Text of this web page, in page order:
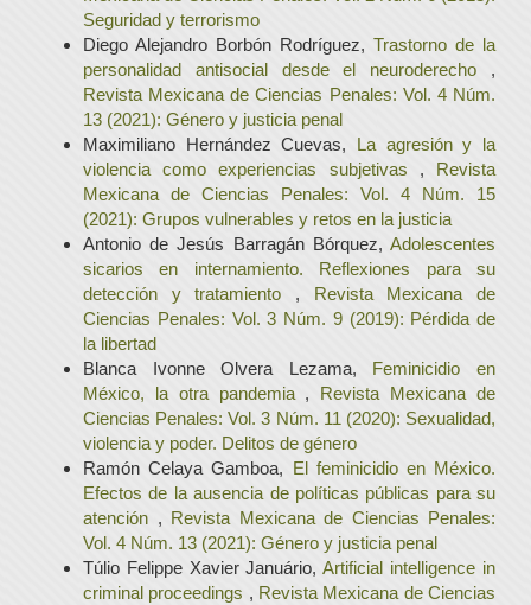
Seguridad y terrorismo
Diego Alejandro Borbón Rodríguez, Trastorno de la
personalidad antisocial desde el neuroderecho ,
Revista Mexicana de Ciencias Penales: Vol. 4 Núm.
13 (2021): Género y justicia penal
Maximiliano Hernández Cuevas, La agresión y la
violencia como experiencias subjetivas , Revista
Mexicana de Ciencias Penales: Vol. 4 Núm. 15
(2021): Grupos vulnerables y retos en la justicia
Antonio de Jesús Barragán Bórquez, Adolescentes
sicarios en internamiento. Reflexiones para su
detección y tratamiento , Revista Mexicana de
Ciencias Penales: Vol. 3 Núm. 9 (2019): Pérdida de
la libertad
Blanca Ivonne Olvera Lezama, Feminicidio en
México, la otra pandemia , Revista Mexicana de
Ciencias Penales: Vol. 3 Núm. 11 (2020): Sexualidad,
violencia y poder. Delitos de género
Ramón Celaya Gamboa, El feminicidio en México.
Efectos de la ausencia de políticas públicas para su
atención , Revista Mexicana de Ciencias Penales:
Vol. 4 Núm. 13 (2021): Género y justicia penal
Túlio Felippe Xavier Januário,Artificial intelligence in
criminal proceedings , Revista Mexicana de Ciencias